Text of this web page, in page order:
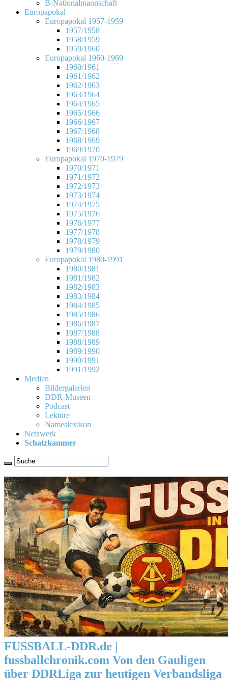
B-Nationalmannschaft
Europapokal
Europapokal 1957-1959
1957/1958
1958/1959
1959/1960
Europapokal 1960-1969
1960/1961
1961/1962
1962/1963
1963/1964
1964/1965
1965/1966
1966/1967
1967/1968
1968/1969
1969/1970
Europapokal 1970-1979
1970/1971
1971/1972
1972/1973
1973/1974
1974/1975
1975/1976
1976/1977
1977/1978
1978/1979
1979/1980
Europapokal 1980-1991
1980/1981
1981/1982
1982/1983
1983/1984
1984/1985
1985/1986
1986/1987
1987/1988
1988/1989
1989/1990
1990/1991
1991/1992
Medien
Bildergalerien
DDR-Museen
Podcast
Lektüre
Nameslexikon
Netzwerk
Schatzkammer
FUSSBALL-DDR.de |
fussballchronik.com Von den Gauligen
über DDRLiga zur heutigen Verbandsliga